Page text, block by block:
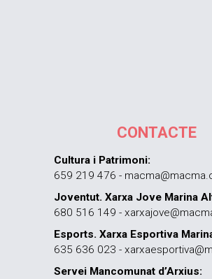
CONTACTE
Cultura i Patrimoni:
659 219 476 -
Joventut. Xarxa Jove Marina
680 516 149 -
Esports. Xarxa Esportiva
635 636 023 -
Servei Mancomunat d’Arxius: